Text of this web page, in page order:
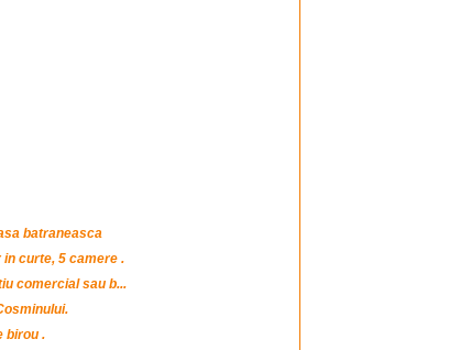
batraneasca
curte, 5 camere .
comercial sau b...
birou .